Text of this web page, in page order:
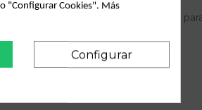
de maneta exterior trasera derecha
"Configurar Cookies". Más
Configurar